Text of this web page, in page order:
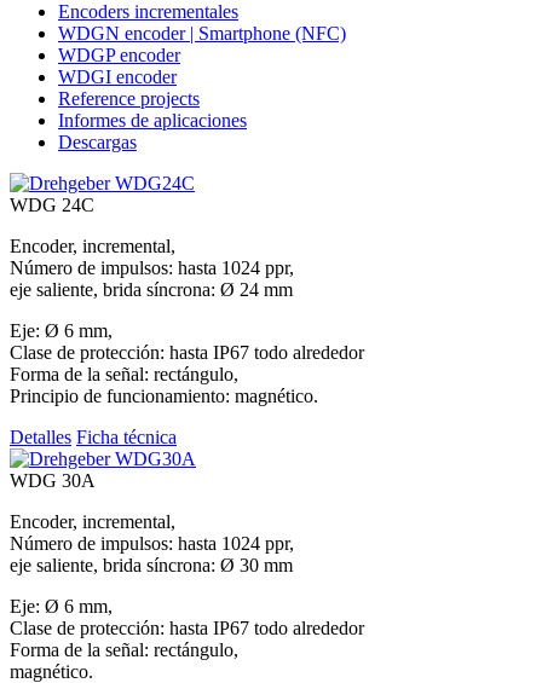
Encoders incrementales
WDGN encoder | Smartphone (NFC)
WDGP encoder
WDGI encoder
Reference projects
Informes de aplicaciones
Descargas
WDG 24C
Encoder, incremental,
Número de impulsos: hasta 1024 ppr,
eje saliente, brida síncrona: Ø 24 mm
Eje: Ø 6 mm,
Clase de protección: hasta IP67 todo alrededor
Forma de la señal: rectángulo,
Principio de funcionamiento: magnético.
Detalles Ficha técnica
WDG 30A
Encoder, incremental,
Número de impulsos: hasta 1024 ppr,
eje saliente, brida síncrona: Ø 30 mm
Eje: Ø 6 mm,
Clase de protección: hasta IP67 todo alrededor
Forma de la señal: rectángulo,
magnético.